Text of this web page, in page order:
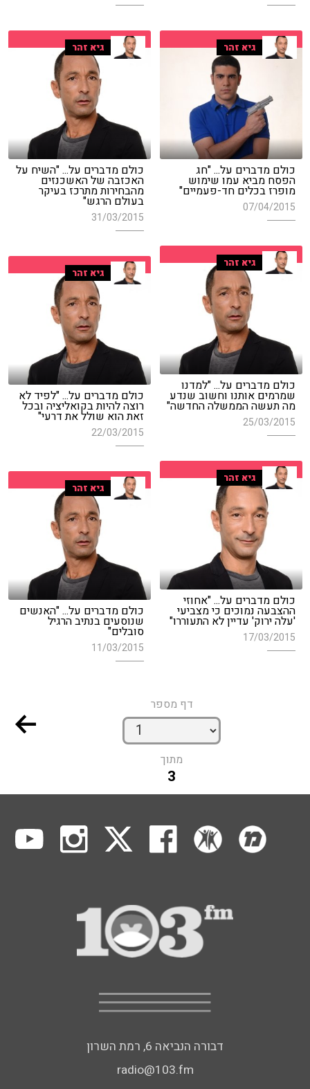
גיא זהר
כולם מדברים על... "חג
הפסח מביא עמו שימוש
מופרז בכלים חד-פעמיים"
07/04/2015
גיא זהר
כולם מדברים על... "השיח על
האכזבה של האשכנזים
מהבחירות מתרכז בעיקר
בעולם הרגש"
31/03/2015
גיא זהר
כולם מדברים על... "למדנו
שמרמים אותנו וחשוב שנדע
מה תעשה הממשלה החדשה"
25/03/2015
גיא זהר
כולם מדברים על... "לפיד לא
רוצה להיות בקואליציה ובכל
זאת הוא שולל את דרעי"
22/03/2015
גיא זהר
כולם מדברים על... "אחוזי
ההצבעה נמוכים כי מצביעי
'עלה ירוק' עדיין לא התעוררו"
17/03/2015
גיא זהר
כולם מדברים על... "האנשים
שנוסעים בנתיב הרגיל
סובלים"
11/03/2015
דף מספר
מתוך
3
דבורה הנביאה 6, רמת השרון
radio@103.fm